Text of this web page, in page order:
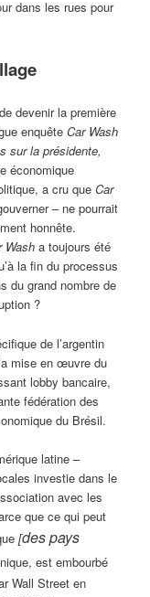
dans les rues pour
devenir la première
enquêteCar Wash
sur la présidente,
économique
a cru queCar
– ne pourrait
honnête.
Wash a toujours été
la fin du processus
du grand nombre de
?
de l’argentin
mise en œuvre du
lobby bancaire,
fédération des
du Brésil.
latine –
investie dans le
avec les
que ce qui peut
[des pays
est embourbé
Wall Street en